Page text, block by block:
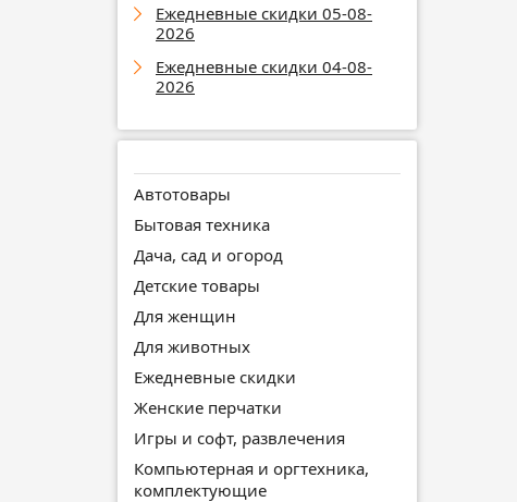
Ежедневные скидки 05-08-
2026
Ежедневные скидки 04-08-
2026
Автотовары
Бытовая техника
Дача, сад и огород
Детские товары
Для женщин
Для животных
Ежедневные скидки
Женские перчатки
Игры и софт, развлечения
Компьютерная и оргтехника,
комплектующие